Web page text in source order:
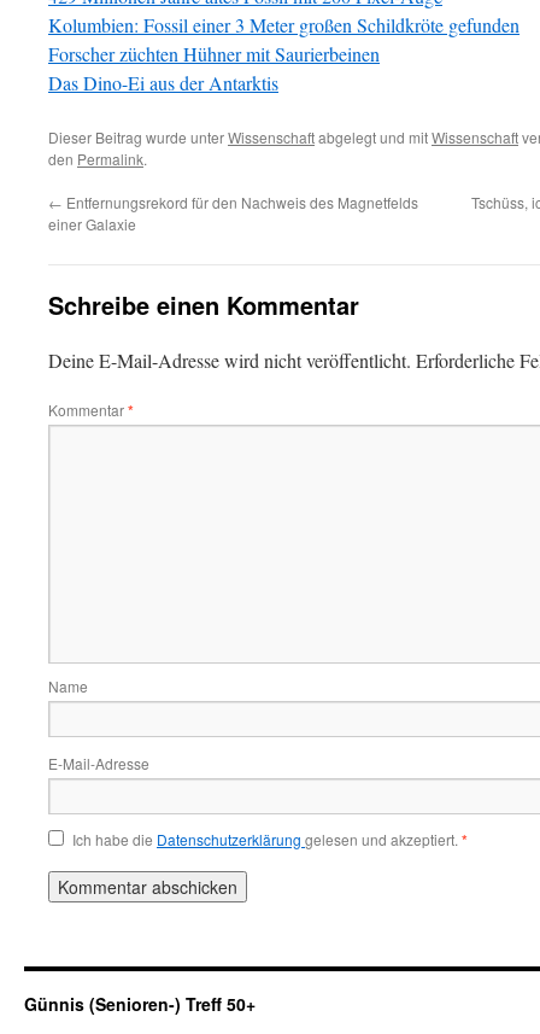
Kolumbien: Fossil einer 3 Meter großen Schildkröte gefunden
Forscher züchten Hühner mit Saurierbeinen
Das Dino-Ei aus der Antarktis
Dieser Beitrag wurde unterWissenschaftabgelegt und mitWissenschaft
den Permalink.
← Entfernungsrekord für den Nachweis des Magnetfelds
einer Galaxie
Tschüss,
Schreibe einen Kommentar
Deine E-Mail-Adresse wird nicht veröffentlicht. Erforderliche
Kommentar*
Name
E-Mail-Adresse
Ich habe die Datenschutzerklärung gelesen und akzeptiert. *
Günnis (Senioren-) Treff 50+